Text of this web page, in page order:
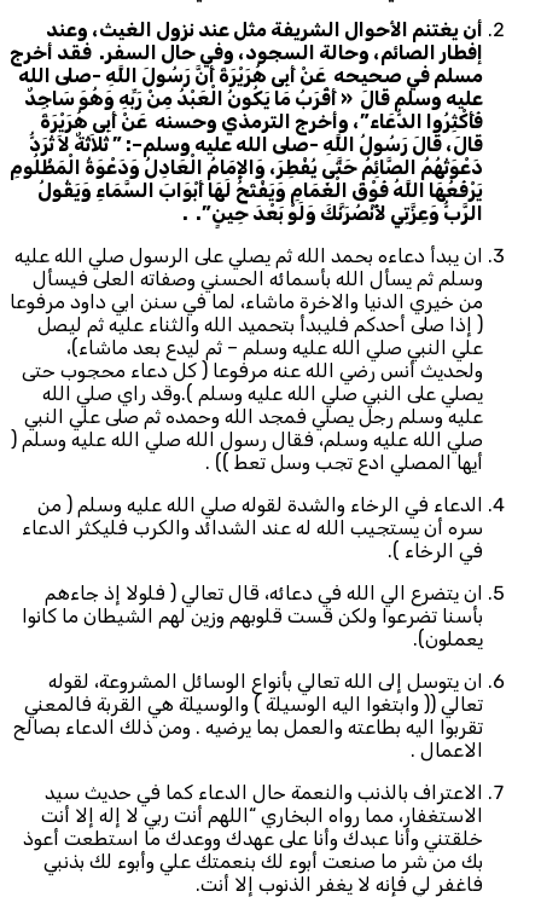
أن يغتنم الأحوال الشريفة مثل عند نزول الغيث، وعند
إفطار الصائم، وحالة السجود، وفي حال السفر. فقد أخرج
مسلم في صحيحه عَنْ أَبِى هُرَيْرَةَ أَنَّ رَسُولَ اللَّهِ -صلى الله
عليه وسلم قَالَ « أَقْرَبُ مَا يَكُونُ الْعَبْدُ مِنْ رَبِّهِ وَهُوَ سَاجِدٌ
فَأَكْثِرُوا الدُّعَاء”، وأخرج الترمذي وحسنه عَنْ أَبِى هُرَيْرَةَ
قَالَ، قَالَ رَسُولُ اللَّهِ -صلى الله عليه وسلم–: ” ثَلاَثَةٌ لاَ تُرَدُّ
دَعْوَتُهُمُ الصَّائِمُ حَتَّى يُفْطِرَ، وَالإِمَامُ الْعَادِلُ وَدَعْوَةُ الْمَظْلُومِ
يَرْفَعُهَا اللَّهُ فَوْقَ الْغَمَامِ وَيَفْتَحُ لَهَا أَبْوَابَ السَّمَاءِ وَيَقُولُ
الرَّبُّ وَعِزَّتِي لأَنْصُرَنَّكَ وَلَوْ بَعْدَ حِينٍ”. .
ان يبدأ دعاءه بحمد الله ثم يصلي على الرسول صلي الله عليه
وسلم ثم يسأل الله بأسمائه الحسني وصفاته العلى فيسأل
من خيري الدنيا والاخرة ماشاء، لما في سنن ابي داود مرفوعا
( إذا صلى أحدكم فليبدأ بتحميد الله والثناء عليه ثم ليصل
علي النبي صلي الله عليه وسلم – ثم ليدع بعد ماشاء)،
ولحديث أنس رضي الله عنه مرفوعا ( كل دعاء محجوب حتى
يصلي على النبي صلي الله عليه وسلم ).وقد راي صلي الله
عليه وسلم رجل يصلي فمجد الله وحمده ثم صلى علي النبي
صلي الله عليه وسلم، فقال رسول الله صلي الله عليه وسلم (
أيها المصلي ادع تجب وسل تعط )) .
الدعاء في الرخاء والشدة لقوله صلي الله عليه وسلم ( من
سره أن يستجيب الله له عند الشدائد والكرب فليكثر الدعاء
في الرخاء ).
ان يتضرع الي الله في دعائه، قال تعالي ( فلولا إذ جاءهم
بأسنا تضرعوا ولكن قست قلوبهم وزين لهم الشيطان ما كانوا
يعملون).
ان يتوسل إلى الله تعالي بأنواع الوسائل المشروعة، لقوله
تعالي (( وابتغوا اليه الوسيلة ) والوسيلة هي القربة فالمعني
تقربوا اليه بطاعته والعمل بما يرضيه . ومن ذلك الدعاء بصالح
الاعمال .
الاعتراف بالذنب والنعمة حال الدعاء كما في حديث سيد
الاستغفار، مما رواه البخاري “اللهم أنت ربي لا إله إلا أنت
خلقتني وأنا عبدك وأنا على عهدك ووعدك ما استطعت أعوذ
بك من شر ما صنعت أبوء لك بنعمتك علي وأبوء لك بذنبي
فاغفر لي فإنه لا يغفر الذنوب إلا أنت.